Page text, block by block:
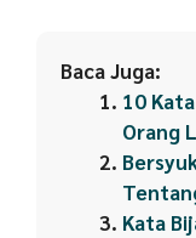
Baca Juga:
10
Orang
Kata